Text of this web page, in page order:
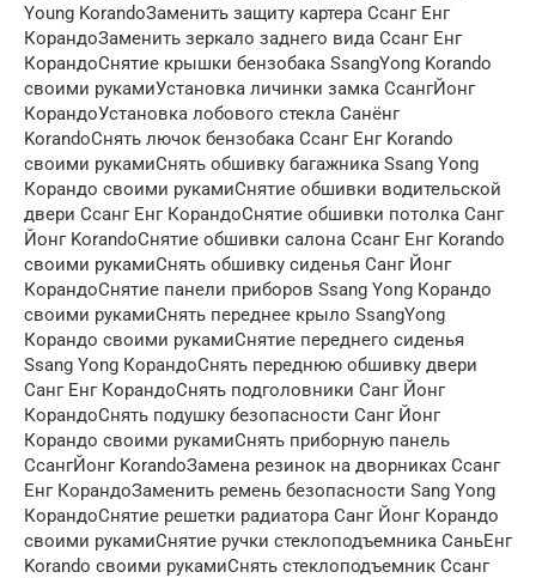
Young KorandoЗаменить защиту картера Ссанг Енг
КорандоЗаменить зеркало заднего вида Ссанг Енг
КорандоСнятие крышки бензобака SsangYong Korando
своими рукамиУстановка личинки замка СсангЙонг
КорандоУстановка лобового стекла Санёнг
KorandoСнять лючок бензобака Ссанг Енг Korando
своими рукамиСнять обшивку багажника Ssang Yong
Корандо своими рукамиСнятие обшивки водительской
двери Ссанг Енг КорандоСнятие обшивки потолка Санг
Йонг KorandoСнятие обшивки салона Ссанг Енг Korando
своими рукамиСнять обшивку сиденья Санг Йонг
КорандоСнятие панели приборов Ssang Yong Корандо
своими рукамиСнять переднее крыло SsangYong
Корандо своими рукамиСнятие переднего сиденья
Ssang Yong КорандоСнять переднюю обшивку двери
Санг Енг КорандоСнять подголовники Санг Йонг
КорандоСнять подушку безопасности Санг Йонг
Корандо своими рукамиСнять приборную панель
СсангЙонг KorandoЗамена резинок на дворниках Ссанг
Енг КорандоЗаменить ремень безопасности Sang Yong
КорандоСнятие решетки радиатора Санг Йонг Корандо
своими рукамиСнятие ручки стеклоподъемника СаньЕнг
Korando своими рукамиСнять стеклоподъемник Ссанг